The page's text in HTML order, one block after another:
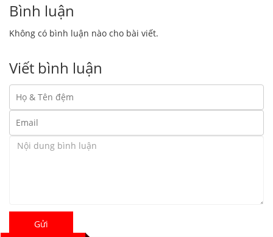
Bình luận
Không có bình luận nào cho bài viết.
Viết bình luận
Gửi